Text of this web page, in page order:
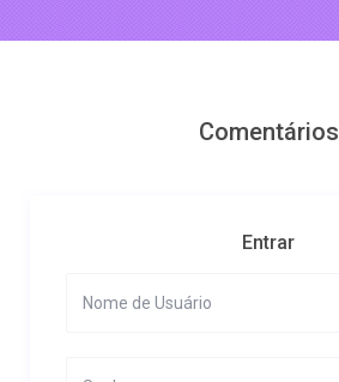
Comentários
Entrar